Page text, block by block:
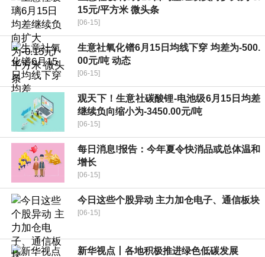
15元/平方米 微头条
[06-15]
生意社氧化镨6月15日均线下穿 均差为-500.
00元/吨 动态
[06-15]
观天下！生意社碳酸锂-电池级6月15日均差
继续负向缩小为-3450.00元/吨
[06-15]
每日消息!报告：今年夏令快消品或总体温和
增长
[06-15]
今日这些个股异动 主力加仓电子、通信板块
[06-15]
新华视点丨各地积极推进绿色低碳发展